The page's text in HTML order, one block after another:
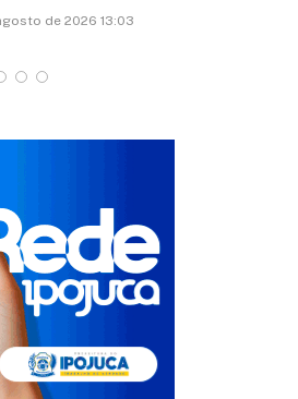
5 de agosto de 2026 17:39